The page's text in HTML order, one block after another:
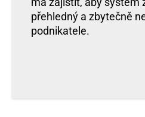
přehledný a zbytečně
podnikatele.